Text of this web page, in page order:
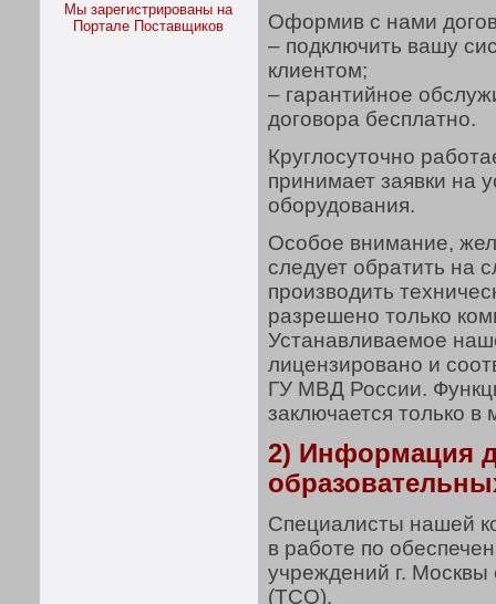
Мы зарегистрированы на
Портале Поставщиков
Оформив с нами
– подключить вашу
клиентом;
– гарантийное
договора бесплатно.
Круглосуточно
принимает заявки на
оборудования.
Особое внимание,
следует обратить на
производить
разрешено только
Устанавливаемое
лицензировано и
ГУ МВД России.
заключается только
2) Информация
Специалисты нашей
в работе по
учреждений г.
(ТСО).